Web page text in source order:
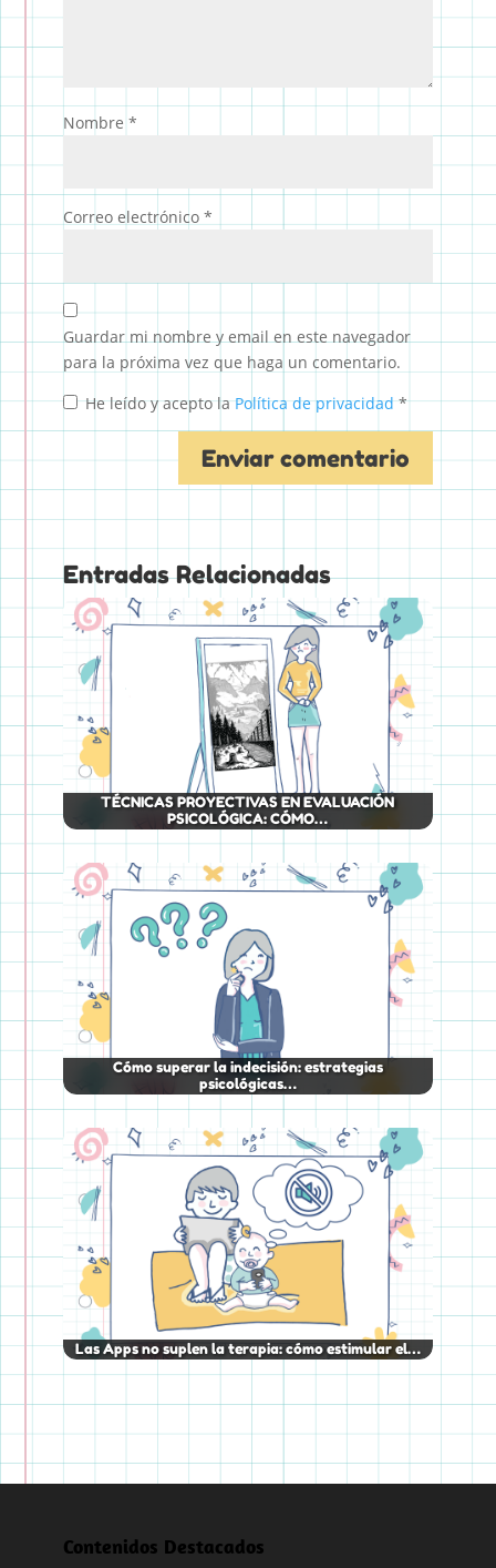
Nombre *
Correo electrónico *
Guardar mi nombre y email en este navegador
para la próxima vez que haga un comentario.
He leído y acepto laPolítica de privacidad*
Entradas Relacionadas
TÉCNICAS PROYECTIVAS EN EVALUACIÓN
PSICOLÓGICA: CÓMO…
Cómo superar la indecisión: estrategias
psicológicas…
Las Apps no suplen la terapia: cómo estimular el…
Contenidos Destacados